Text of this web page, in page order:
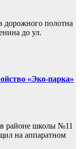
дорожного полотна
до ул.
«Эко-парка»
в районе школы №11
на аппаратном